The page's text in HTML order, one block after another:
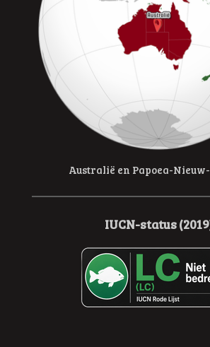
Australië en Papoea-
IUCN-status